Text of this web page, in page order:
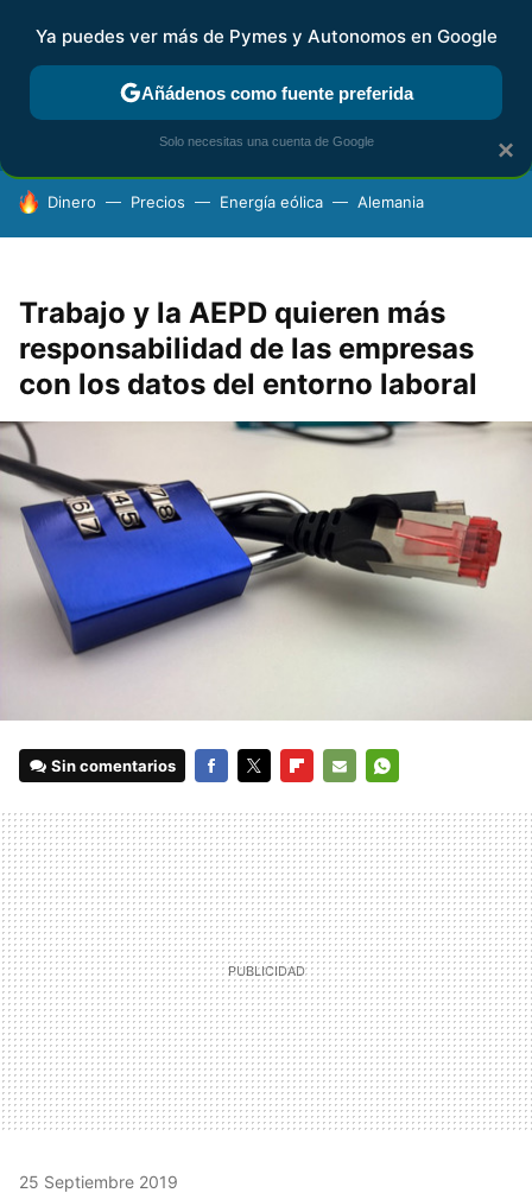
FISCALIDAD Y CONTABILIDAD KIT DIGITAL RENTA
HOY SE HABLA DE
Dinero Precios Energía eólica Alemania
Trabajo y la AEPD quieren más
responsabilidad de las empresas
con los datos del entorno laboral
Sin comentarios
MAIL
25 Septiembre 2019
×
Ya puedes ver más de Pymes y Autonomos en Google
Añádenos como fuente preferida
Solo necesitas una cuenta de Google